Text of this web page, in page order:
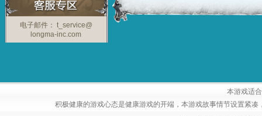
电子邮件： t_service@
longma-inc.com
本游戏适
积极健康的游戏心态是健康游戏的开端，本游戏故事情节设置紧